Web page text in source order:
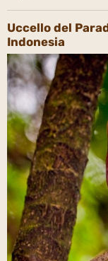
Uccello del
Indonesia